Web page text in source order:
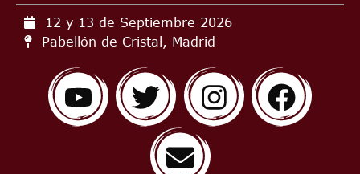
12 y 13 de Septiembre 2026
Pabellón de Cristal, Madrid